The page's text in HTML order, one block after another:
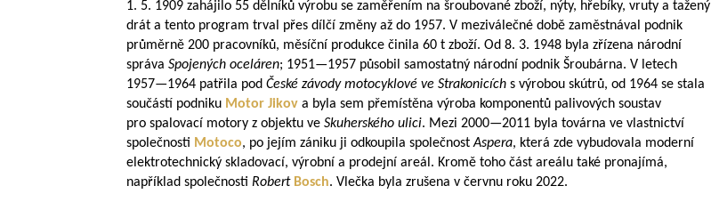
1. 5. 1909 zahájilo 55 dělníků výrobu se zaměřením na šroubované zboží, nýty, hřebíky, vruty a tažený
drát a tento program trval přes dílčí změny až do 1957. V meziválečné době zaměstnával podnik
průměrně 200 pracovníků, měsíční produkce činila 60 t zboží. Od 8. 3. 1948 byla zřízena národní
správa Spojených oceláren; 1951—1957 působil samostatný národní podnik Šroubárna. V letech
1957—1964 patřila pod České závody motocyklové ve Strakonicích s výrobou skútrů, od 1964 se stala
součástí podniku Motor Jikov a byla sem přemístěna výroba komponentů palivových soustav
pro spalovací motory z objektu ve Skuherského ulici. Mezi 2000—2011 byla továrna ve vlastnictví
společnosti Motoco, po jejím zániku ji odkoupila společnostAspera, která zde vybudovala moderní
elektrotechnický skladovací, výrobní a prodejní areál. Kromě toho část areálu také pronajímá,
například společnosti Robert Bosch. Vlečka byla zrušena v červnu roku 2022.